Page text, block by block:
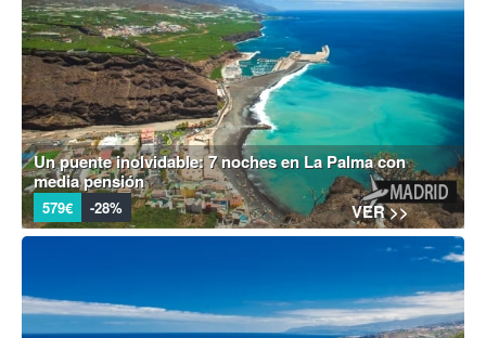
Un puente inolvidable: 7 noches en La Palma con
media pensión
579€ -28% VER >>